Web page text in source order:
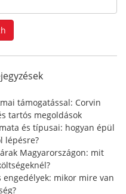
támogatással: Corvin
tartós megoldások
és típusai: hogyan épül
lépésre?
Magyarországon: mit
engedélyek: mikor mire van